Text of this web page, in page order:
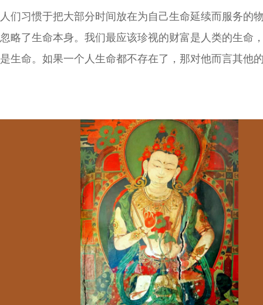
人们习惯于把大部分时间放在为自己生命延续而服务的
忽略了生命本身。我们最应该珍视的财富是人类的生命
是生命。如果一个人生命都不存在了，那对他而言其他